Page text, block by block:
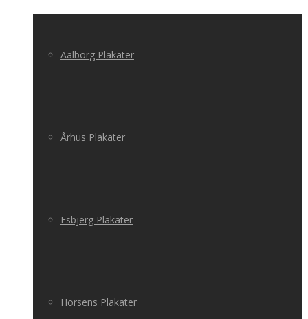
Aalborg Plakater
Århus Plakater
Esbjerg Plakater
Horsens Plakater